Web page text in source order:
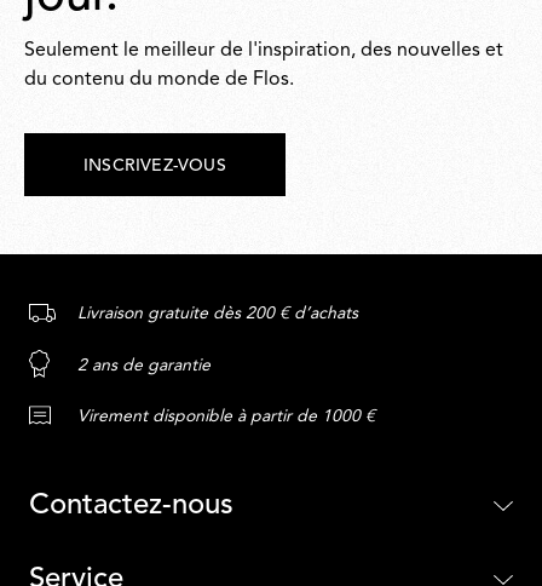
Seulement le meilleur de l'inspiration, des nouvelles et
du contenu du monde de Flos.
INSCRIVEZ-VOUS
Livraison gratuite dès 200 € d’achats
2 ans de garantie
Virement disponible à partir de 1000 €
Contactez-nous
Service